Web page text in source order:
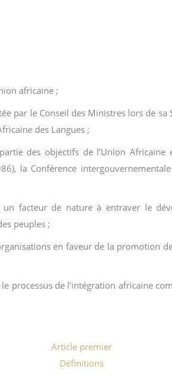
africaine ;
par le Conseil des Ministres lors de
des Langues ;
des objectifs de l’Union
la Conférence
facteur de nature à entraver le
peuples ;
en faveur de la promotion
processus de l’intégration africaine
Article premier
Définitions